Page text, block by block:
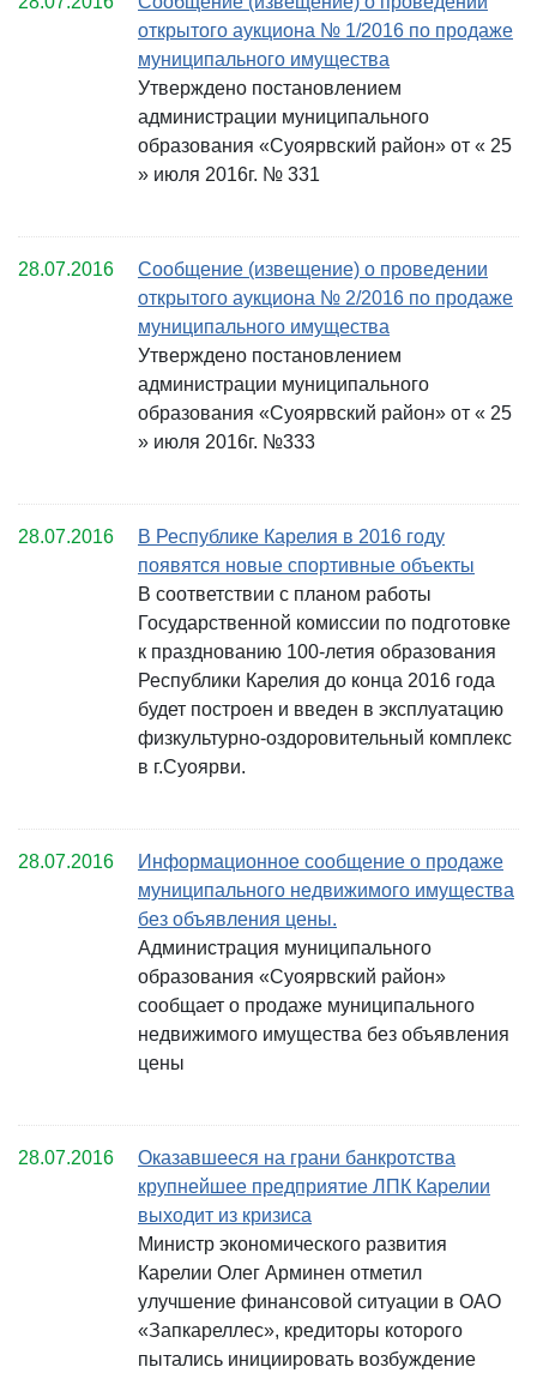
открытого аукциона № 1/2016 по продаже
муниципального имущества
Утверждено постановлением
администрации муниципального
образования «Суоярвский район» от « 25
» июля 2016г. № 331
28.07.2016
Сообщение (извещение) о проведении
открытого аукциона № 2/2016 по продаже
муниципального имущества
Утверждено постановлением
администрации муниципального
образования «Суоярвский район» от « 25
» июля 2016г. №333
28.07.2016
В Республике Карелия в 2016 году
появятся новые спортивные объекты
В соответствии с планом работы
Государственной комиссии по подготовке
к празднованию 100-летия образования
Республики Карелия до конца 2016 года
будет построен и введен в эксплуатацию
физкультурно-оздоровительный комплекс
в г.Суоярви.
28.07.2016
Информационное сообщение о продаже
муниципального недвижимого имущества
без объявления цены.
Администрация муниципального
образования «Суоярвский район»
сообщает о продаже муниципального
недвижимого имущества без объявления
цены
28.07.2016
Оказавшееся на грани банкротства
крупнейшее предприятие ЛПК Карелии
выходит из кризиса
Министр экономического развития
Карелии Олег Арминен отметил
улучшение финансовой ситуации в ОАО
«Запкареллес», кредиторы которого
пытались инициировать возбуждение